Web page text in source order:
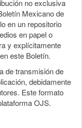
no exclusiva
Mexicano de
en un repositorio
en papel o
y explícitamente
este Boletín.
de transmisión de
debidamente
Este formato
OJS.